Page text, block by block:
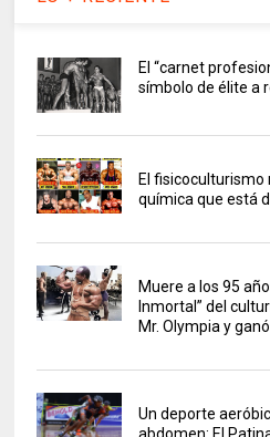
El “carnet
símbolo de élite a
El fisicoculturismo
química que está
Muere a los 95
Inmortal” del
Mr. Olympia y
Un deporte